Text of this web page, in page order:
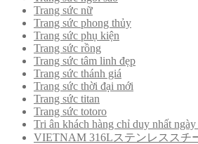
Trang sức nữ
Trang sức phong thủy
Trang sức phụ kiện
Trang sức rồng
Trang sức tâm linh đẹp
Trang sức thánh giá
Trang sức thời đại mới
Trang sức titan
Trang sức totoro
Tri ân khách hàng chỉ duy nhất
VIETNAM 316Lステンレススチ